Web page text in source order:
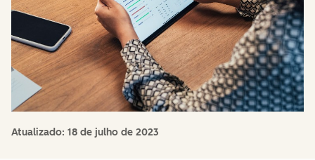
Atualizado: 18 de julho de 2023